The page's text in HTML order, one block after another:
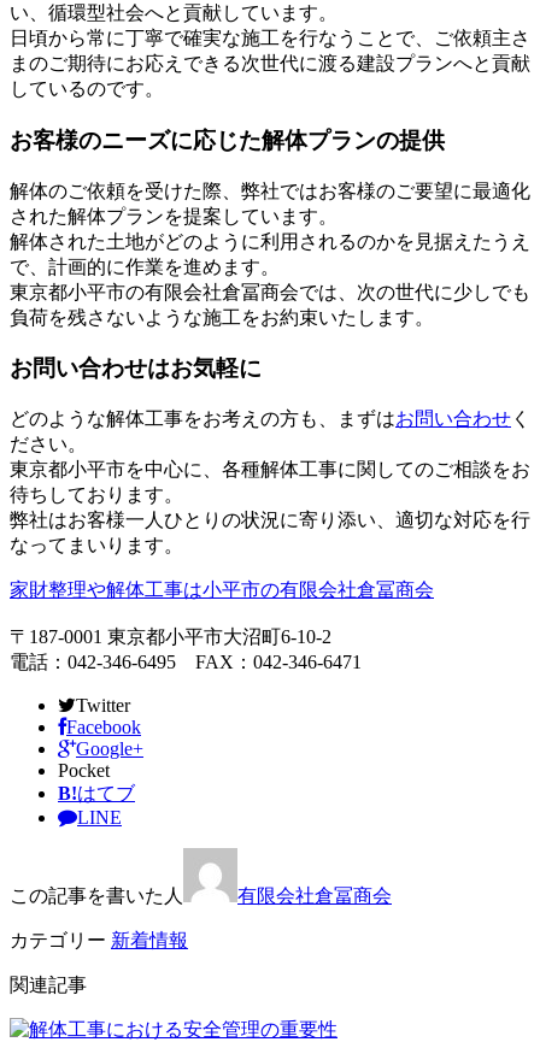
い、循環型社会へと貢献しています。
日頃から常に丁寧で確実な施工を行なうことで、ご依頼主さ
まのご期待にお応えできる次世代に渡る建設プランへと貢献
しているのです。
お客様のニーズに応じた解体プランの提供
解体のご依頼を受けた際、弊社ではお客様のご要望に最適化
された解体プランを提案しています。
解体された土地がどのように利用されるのかを見据えたうえ
で、計画的に作業を進めます。
東京都小平市の有限会社倉冨商会では、次の世代に少しでも
負荷を残さないような施工をお約束いたします。
お問い合わせはお気軽に
どのような解体工事をお考えの方も、まずはお問い合わせ く
ださい。
東京都小平市を中心に、各種解体工事に関してのご相談をお
待ちしております。
弊社はお客様一人ひとりの状況に寄り添い、適切な対応を行
なってまいります。
家財整理や解体工事は小平市の有限会社倉冨商会
〒187-0001 東京都小平市大沼町6-10-2
電話：042-346-6495 FAX：042-346-6471
Twitter
Facebook
Google+
Pocket
B!はてブ
LINE
この記事を書いた人 有限会社倉冨商会
カテゴリー 新着情報
関連記事